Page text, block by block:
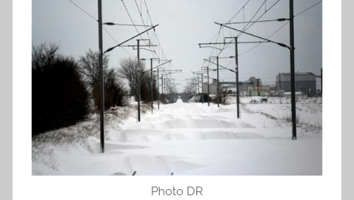
Photo DR